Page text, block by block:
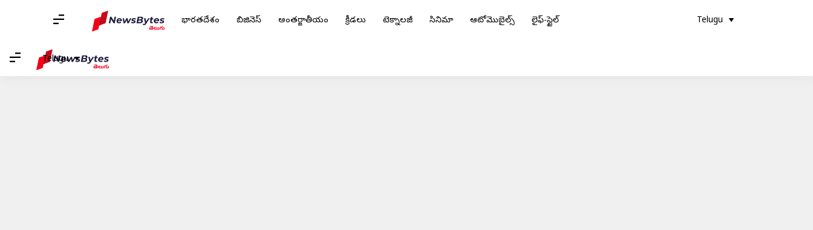
భారతదేశం బిజినెస్ అంతర్జాతీయం క్రీడలు టెక్నాలజీ సినిమా ఆటోమొబైల్స్ లైఫ్-స్టైల్ Telugu
Telugu
వార్తలు క్రీడలు వార్తలు / యమహా ఏరోక్స్ 155 లాంచ్.. అద్భుతమైన రేసింగ్ స్కూటర్